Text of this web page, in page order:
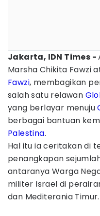
Jakarta, IDN Times -
Marsha Chikita Fawzi
Fawzi, membagikan
salah satu relawan
yang berlayar menuju
berbagai bantuan
Palestina.
Hal itu ia ceritakan di
penangkapan
antaranya Warga
militer Israel di
dan Mediterania Timur.